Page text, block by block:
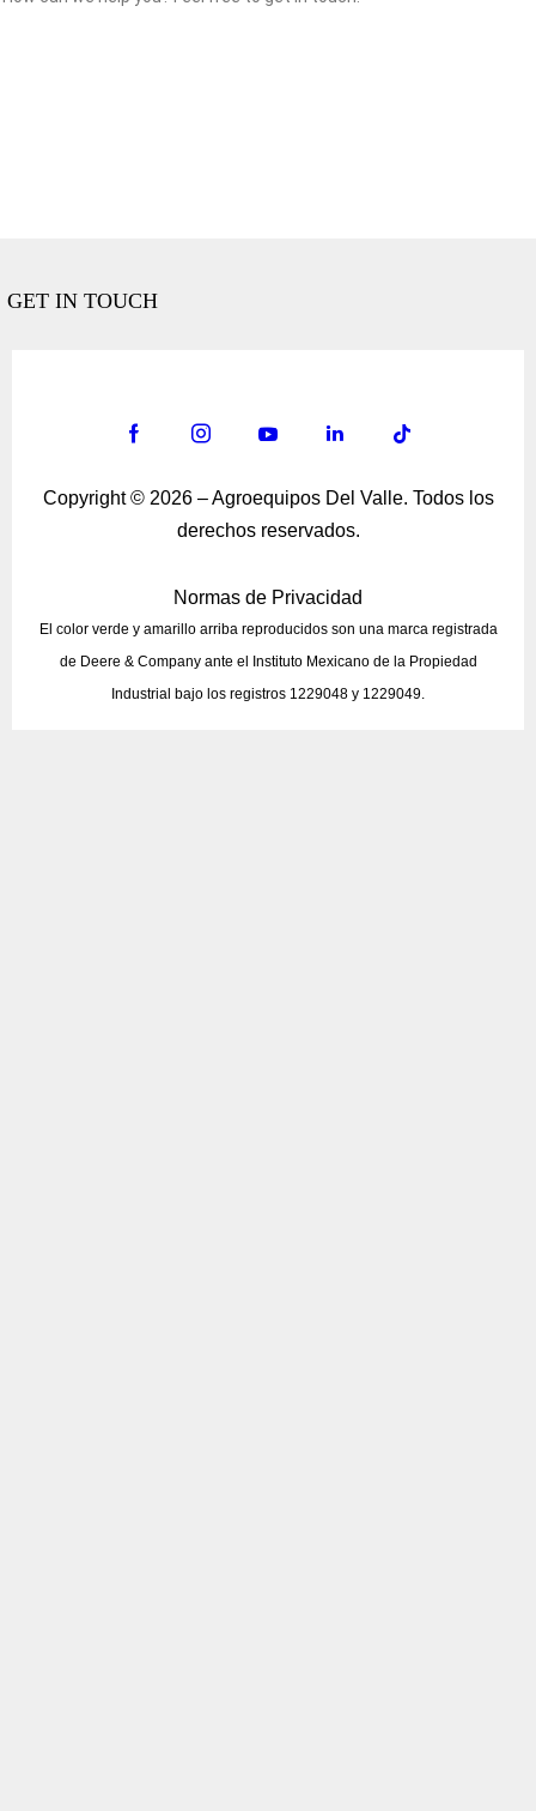
Copyright © 2026 – Agroequipos Del Valle. Todos los
derechos reservados.
Normas de Privacidad
El color verde y amarillo arriba reproducidos son una marca registrada
de Deere & Company ante el Instituto Mexicano de la Propiedad
Industrial bajo los registros 1229048 y 1229049.